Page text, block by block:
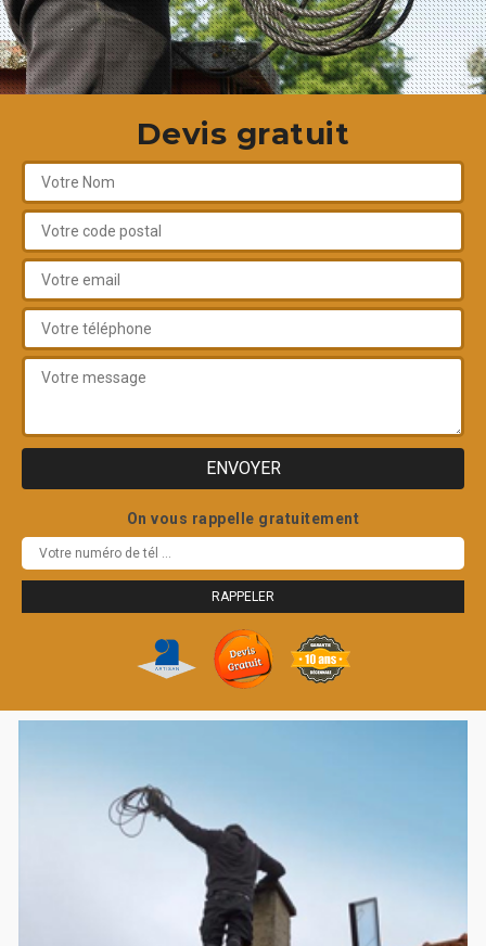
Devis gratuit
On vous rappelle gratuitement